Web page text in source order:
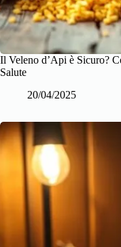
Il Veleno d’Api è Sicuro?
Salute
20/04/2025